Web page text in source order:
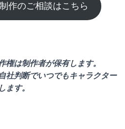
作のご相談はこちら
権は制作者が保有します。
社判断でいつでもキャラクター
ます。